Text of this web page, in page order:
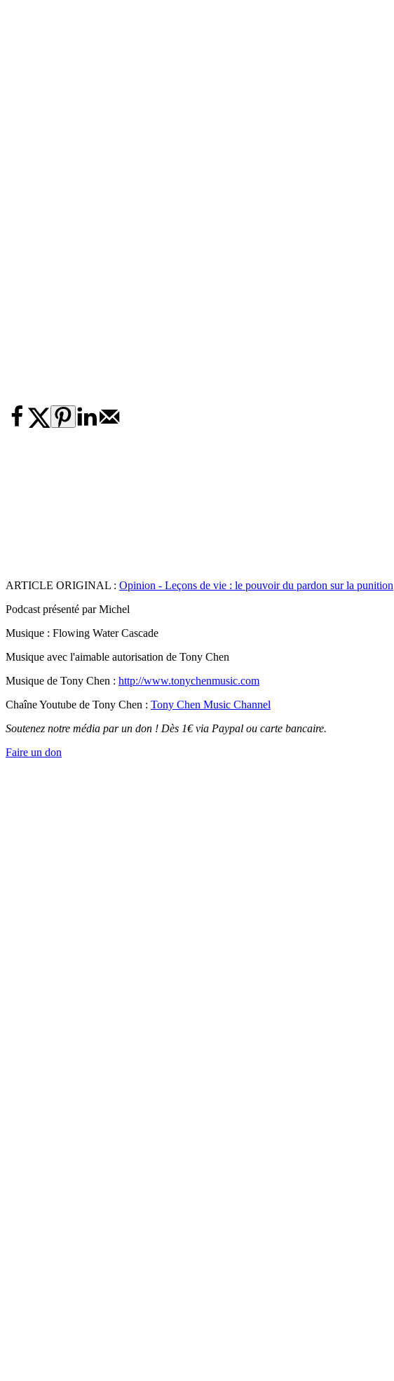
ARTICLE ORIGINAL : Opinion - Leçons de vie : le pouvoir du pardon sur la punition
Podcast présenté par Michel
Musique : Flowing Water Cascade
Musique avec l'aimable autorisation de Tony Chen
Musique de Tony Chen : http://www.tonychenmusic.com
Chaîne Youtube de Tony Chen : Tony Chen Music Channel
Soutenez notre média par un don ! Dès 1€ via Paypal ou carte bancaire.
Faire un don